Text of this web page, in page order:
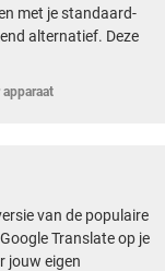
met je standaard-
alternatief. Deze
apparaat
van de populaire
Translate op je
jouw eigen